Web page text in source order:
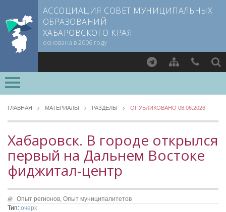
АССОЦИАЦИЯ СОВЕТ МУНИЦИПАЛЬНЫХ
ОБРАЗОВАНИЙ
ХАБАРОВСКОГО КРАЯ
основана в 2006 году
ВСЕ РАЗДЕЛЫ »
МЕТОДИЧЕСКИЙ РАЗДЕЛ
Опыт регионов
Уровень 3
Методические материалы
Опыт муниципалитетов
Судебная практика
Прокуратура Хабаровского края
О СОВЕТЕ
Документы CMO
Устав
Учредительный договор
Члены СМО
Учредители
Руководящие органы
Съезд Совета
ГЛАВНАЯ МАТЕРИАЛЫ РАЗДЕЛЫ ОПУБЛИКОВАНО 08.06.2026
Хабаровск. В городе открылся
первый на Дальнем Востоке
фиджитал-центр
Опыт регионов, Опыт муниципалитетов
Тип: очерк